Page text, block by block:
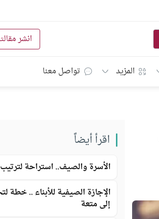
انشر
المزيد تواصل معنا
اقرأ أيضاً
الأسرة والصيف.. استراحة لترتيب
الإجازة الصيفية للأبناء .. خطة
إلى متعة